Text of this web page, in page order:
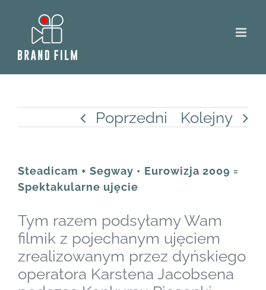
content
Poprzedni Kolejny
Steadicam + Segway • Eurowizja 2009 =
Spektakularne ujęcie
Tym razem podsyłamy Wam
filmik z pojechanym ujęciem
zrealizowanym przez dyńskiego
operatora Karstena Jacobsena